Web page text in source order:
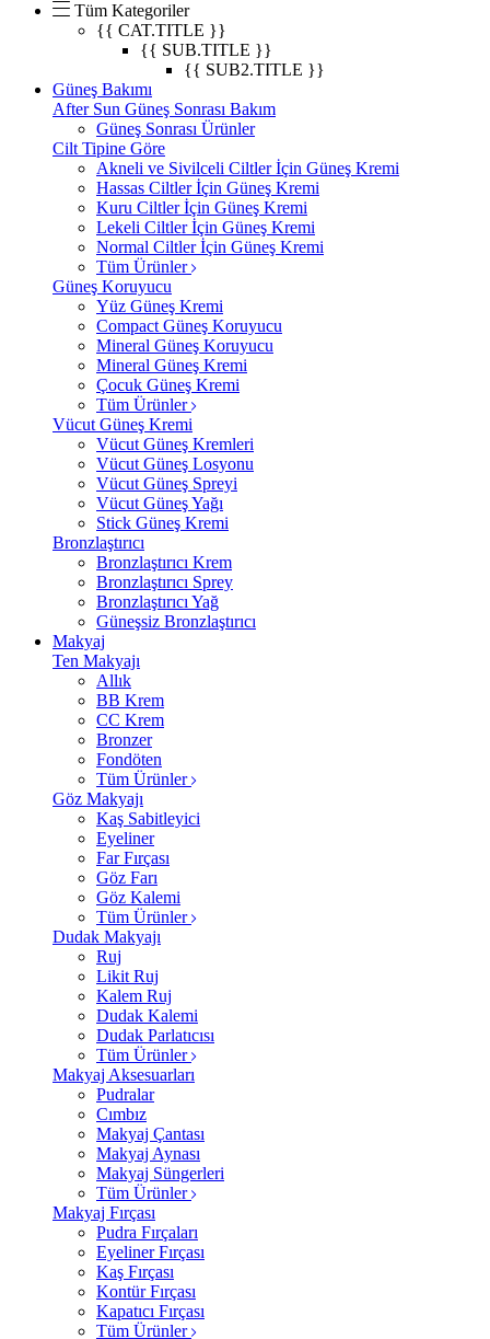
Tüm Kategoriler
{{ CAT.TITLE }}
{{ SUB.TITLE }}
{{ SUB2.TITLE }}
Güneş Bakımı
After Sun Güneş Sonrası Bakım
Güneş Sonrası Ürünler
Cilt Tipine Göre
Akneli ve Sivilceli Ciltler İçin Güneş Kremi
Hassas Ciltler İçin Güneş Kremi
Kuru Ciltler İçin Güneş Kremi
Lekeli Ciltler İçin Güneş Kremi
Normal Ciltler İçin Güneş Kremi
Tüm Ürünler
Güneş Koruyucu
Yüz Güneş Kremi
Compact Güneş Koruyucu
Mineral Güneş Koruyucu
Mineral Güneş Kremi
Çocuk Güneş Kremi
Tüm Ürünler
Vücut Güneş Kremi
Vücut Güneş Kremleri
Vücut Güneş Losyonu
Vücut Güneş Spreyi
Vücut Güneş Yağı
Stick Güneş Kremi
Bronzlaştırıcı
Bronzlaştırıcı Krem
Bronzlaştırıcı Sprey
Bronzlaştırıcı Yağ
Güneşsiz Bronzlaştırıcı
Makyaj
Ten Makyajı
Allık
BB Krem
CC Krem
Bronzer
Fondöten
Tüm Ürünler
Göz Makyajı
Kaş Sabitleyici
Eyeliner
Far Fırçası
Göz Farı
Göz Kalemi
Tüm Ürünler
Dudak Makyajı
Ruj
Likit Ruj
Kalem Ruj
Dudak Kalemi
Dudak Parlatıcısı
Tüm Ürünler
Makyaj Aksesuarları
Pudralar
Cımbız
Makyaj Çantası
Makyaj Aynası
Makyaj Süngerleri
Tüm Ürünler
Makyaj Fırçası
Pudra Fırçaları
Eyeliner Fırçası
Kaş Fırçası
Kontür Fırçası
Kapatıcı Fırçası
Tüm Ürünler